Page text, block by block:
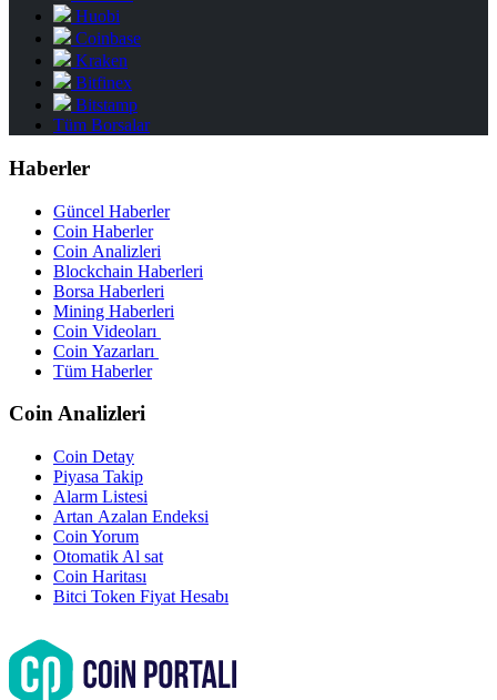
Huobi
Coinbase
Kraken
Bitfinex
Bitstamp
Tüm Borsalar
Haberler
Güncel Haberler
Coin Haberler
Coin Analizleri
Blockchain Haberleri
Borsa Haberleri
Mining Haberleri
Coin Videoları
Coin Yazarları
Tüm Haberler
Coin Analizleri
Coin Detay
Piyasa Takip
Alarm Listesi
Artan Azalan Endeksi
Coin Yorum
Otomatik Al sat
Coin Haritası
Bitci Token Fiyat Hesabı